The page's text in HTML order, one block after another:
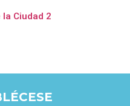
la Ciudad 2